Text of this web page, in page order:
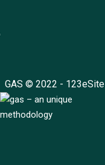
GAS © 2022 - 123eSite